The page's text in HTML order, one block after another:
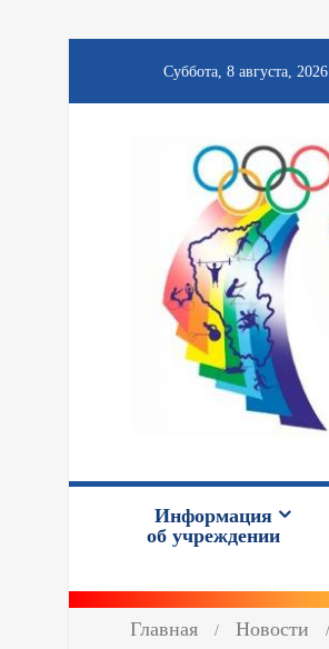
Суббота, 8 августа, 2026
Информация
об учреждении
Главная Новости